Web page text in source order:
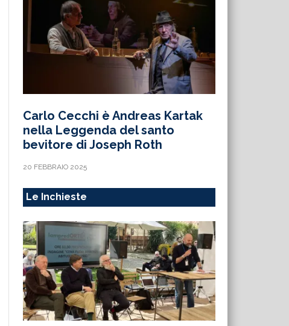
Carlo Cecchi è Andreas Kartak
nella Leggenda del santo
bevitore di Joseph Roth
20 FEBBRAIO 2025
Le Inchieste